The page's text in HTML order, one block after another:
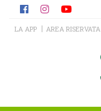
LA APP AREA RISERVATA